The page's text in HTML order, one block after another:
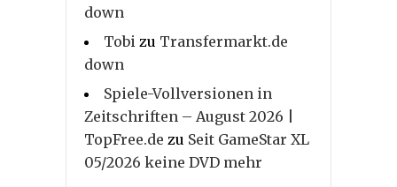
down
Tobi zu Transfermarkt.de
down
Spiele-Vollversionen in
Zeitschriften – August 2026 |
TopFree.de zu Seit GameStar XL
05/2026 keine DVD mehr